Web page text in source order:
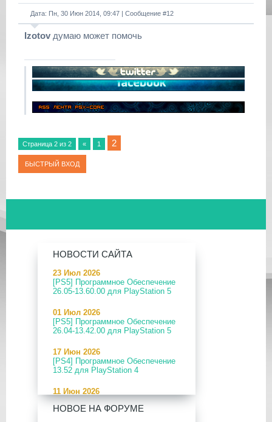
Дата: Пн, 30 Июн 2014, 09:47 | Сообщение #12
Izotov думаю может помочь
Страница 2 из 2 « 1 2
НОВОСТИ САЙТА
23 Июл 2026
[PS5] Программное Обеспечение
26.05-13.60.00 для PlayStation 5
01 Июл 2026
[PS5] Программное Обеспечение
26.04-13.42.00 для PlayStation 5
17 Июн 2026
[PS4] Программное Обеспечение
13.52 для PlayStation 4
11 Июн 2026
[PS5] Программное Обеспечение
26.04-13.40.00 для PlayStation 5
НОВОЕ НА ФОРУМЕ